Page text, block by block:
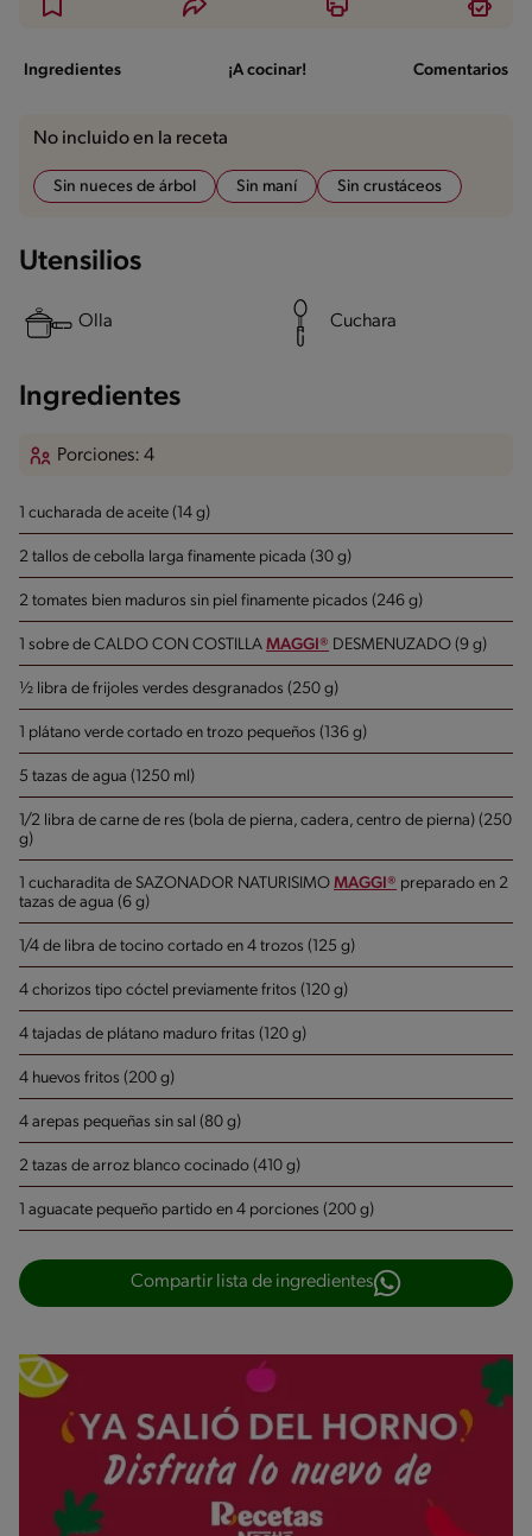
Ingredientes ¡A cocinar! Comentarios
No incluido en la receta
Sin nueces de árbol Sin maní Sin crustáceos
Utensilios
Olla Cuchara
Ingredientes
Porciones: 4
1 cucharada de aceite (14 g)
2 tallos de cebolla larga finamente picada (30 g)
2 tomates bien maduros sin piel finamente picados (246 g)
1 sobre de CALDO CON COSTILLA MAGGI® DESMENUZADO (9 g)
½ libra de frijoles verdes desgranados (250 g)
1 plátano verde cortado en trozo pequeños (136 g)
5 tazas de agua (1250 ml)
1/2 libra de carne de res (bola de pierna, cadera, centro de pierna) (250
g)
1 cucharadita de SAZONADOR NATURISIMO MAGGI® preparado en 2
tazas de agua (6 g)
1/4 de libra de tocino cortado en 4 trozos (125 g)
4 chorizos tipo cóctel previamente fritos (120 g)
4 tajadas de plátano maduro fritas (120 g)
4 huevos fritos (200 g)
4 arepas pequeñas sin sal (80 g)
2 tazas de arroz blanco cocinado (410 g)
1 aguacate pequeño partido en 4 porciones (200 g)
Compartir lista de ingredientes